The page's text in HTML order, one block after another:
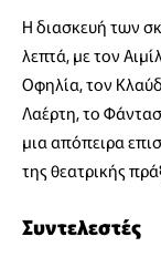
Η διασκευή των
λεπτά, με τον
Οφηλία, τον
Λαέρτη, το
μια απόπειρα
της θεατρικής
Συντελεστές